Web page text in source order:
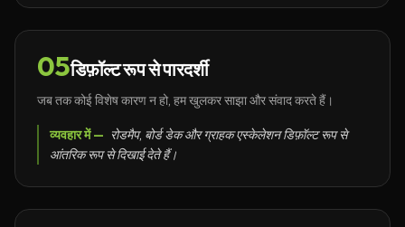
05डिफ़ॉल्ट रूप से पारदर्शी
जब तक कोई विशेष कारण न हो, हम खुलकर साझा और संवाद करते हैं।
व्यवहार में — रोडमैप, बोर्ड डेक और ग्राहक एस्केलेशन डिफ़ॉल्ट रूप से
आंतरिक रूप से दिखाई देते हैं।